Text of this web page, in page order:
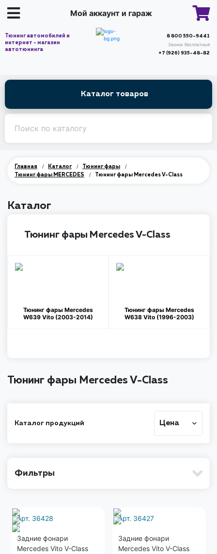
Мой аккаунт и гараж
Тюнинг автомобилей и
интернет - магазин
автотюнинга
8 800 550-9441
Звонок бесплатный
+7 (926) 935-48-82
Каталог товаров
Главная / Каталог / Тюнинг фары /
Тюнинг фары MERCEDES / Тюнинг фары Mercedes V-Class
Каталог
Тюнинг фары Mercedes V-Class
Тюнинг фары Mercedes
W639 Vito (2003-2014)
Тюнинг фары Mercedes
W638 Vito (1996-2003)
Тюнинг фары Mercedes V-Class
Каталог продукций Цена
Фильтры
Арт. 36428
Задние фонари
Mercedes Vito V-Class
Арт. 36427
Задние фонари
Mercedes Vito V-Class